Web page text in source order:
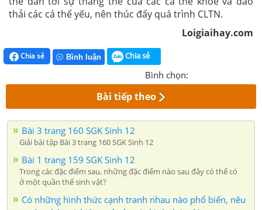
thải các cá thể yếu, nên thúc đẩy quá trình CLTN.
Loigiaihay.com
Chia sẻ Bình luận Chia sẻ
Bình chọn:
Bài tiếp theo
Bài 3 trang 160 SGK Sinh 12
Giải bài tập Bài 3 trang 160 SGK Sinh 12
Bài 1 trang 159 SGK Sinh 12
Trong các đặc điểm sau, những đặc điểm nào sau đây có thể có
ở một quần thể sinh vật?
Có những hình thức cạnh tranh nhau nào phổ biến, nêu